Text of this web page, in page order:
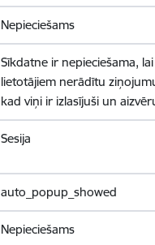
Nepieciešams
Sīkdatne ir nepieciešama,
lietotājiem nerādītu
kad viņi ir izlasījuši un
Sesija
auto_popup_showed
Nepieciešams